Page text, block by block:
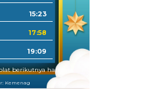
15:23
17:58
19:09
berikutnya hari ini.
Kemenag